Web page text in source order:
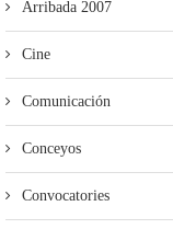
Arribada 2007
Cine
Comunicación
Conceyos
Convocatories